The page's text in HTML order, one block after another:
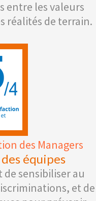
entre les valeurs
réalités de terrain.
des Managers
équipes
sensibiliser au
et de